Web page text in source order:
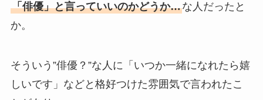
「俳優」と言っていいのかどうか…な人だったと
か。
そういう”俳優？”な人に「いつか一緒になれたら嬉
しいです」などと格好つけた雰囲気で言われたこ